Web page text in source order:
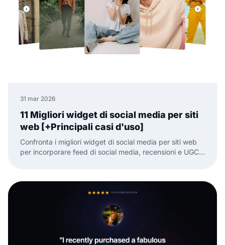
31 mar 2026
11 Migliori widget di social media per siti
web [+Principali casi d'uso]
Confronta i migliori widget di social media per siti web
per incorporare feed di social media, recensioni e UGC